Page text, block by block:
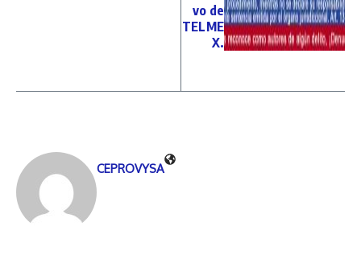
vo de
TELME
X.
CEPROVYSA